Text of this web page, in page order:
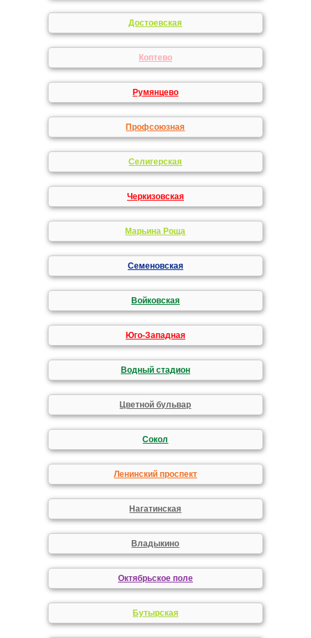
Достоевская
Коптево
Румянцево
Профсоюзная
Селигерская
Черкизовская
Марьина Роща
Семеновская
Войковская
Юго-Западная
Водный стадион
Цветной бульвар
Сокол
Ленинский проспект
Нагатинская
Владыкино
Октябрьское поле
Бутырская